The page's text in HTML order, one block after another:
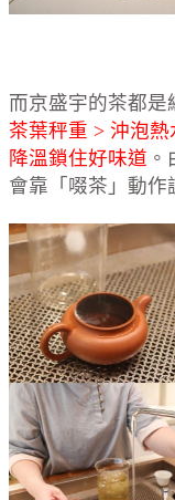
而京盛宇的茶都是
茶葉秤重 > 沖泡
降溫鎖住好味道
會靠「啜茶」動作